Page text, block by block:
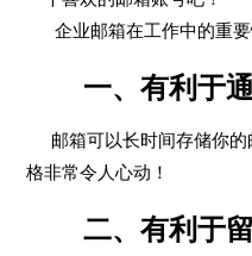
企业邮箱在工作中的重要
一、有利于通
邮箱可以长时间存储你的
格非常令人心动！
二、有利于留